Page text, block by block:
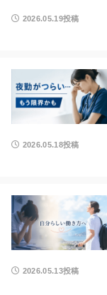
2026.05.19投稿
2026.05.18投稿
2026.05.13投稿